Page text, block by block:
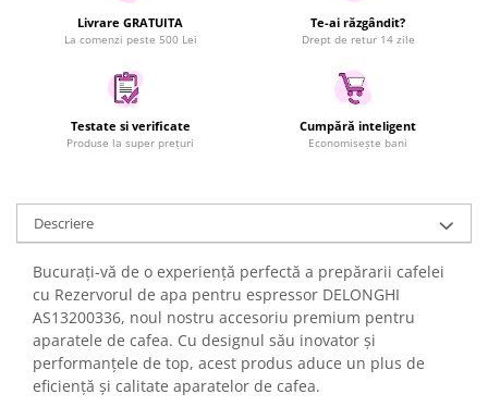
Textile si covoare
Uscatoare rufe
Utilaje si materiale de constructii
Laptop, Tablete & Telefoane
Accesorii tablete
Wearable & Gadgeturi
Electrocasnice & Climatizare
Accesorii si piese masini spalat
rufe si uscatoare
Accesorii si piese masini spalat
vase
Aparate Frigorifice
Livrare GRATUITA
La comenzi peste 500 Lei
Te-ai răzgândit?
Drept de retur 14 zile
Testate si verificate
Produse la super prețuri
Cumpără inteligent
Economisește bani
Descriere
Bucurați-vă de o experiență perfectă a prepărarii cafelei
cu Rezervorul de apa pentru espressor DELONGHI
AS13200336, noul nostru accesoriu premium pentru
aparatele de cafea. Cu designul său inovator și
performanțele de top, acest produs aduce un plus de
eficiență și calitate aparatelor de cafea.